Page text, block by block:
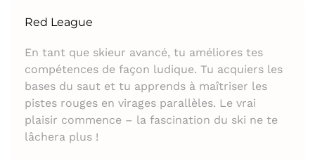
Red League
En tant que skieur avancé, tu améliores tes
compétences de façon ludique. Tu acquiers les
bases du saut et tu apprends à maîtriser les
pistes rouges en virages parallèles. Le vrai
plaisir commence – la fascination du ski ne te
lâchera plus !